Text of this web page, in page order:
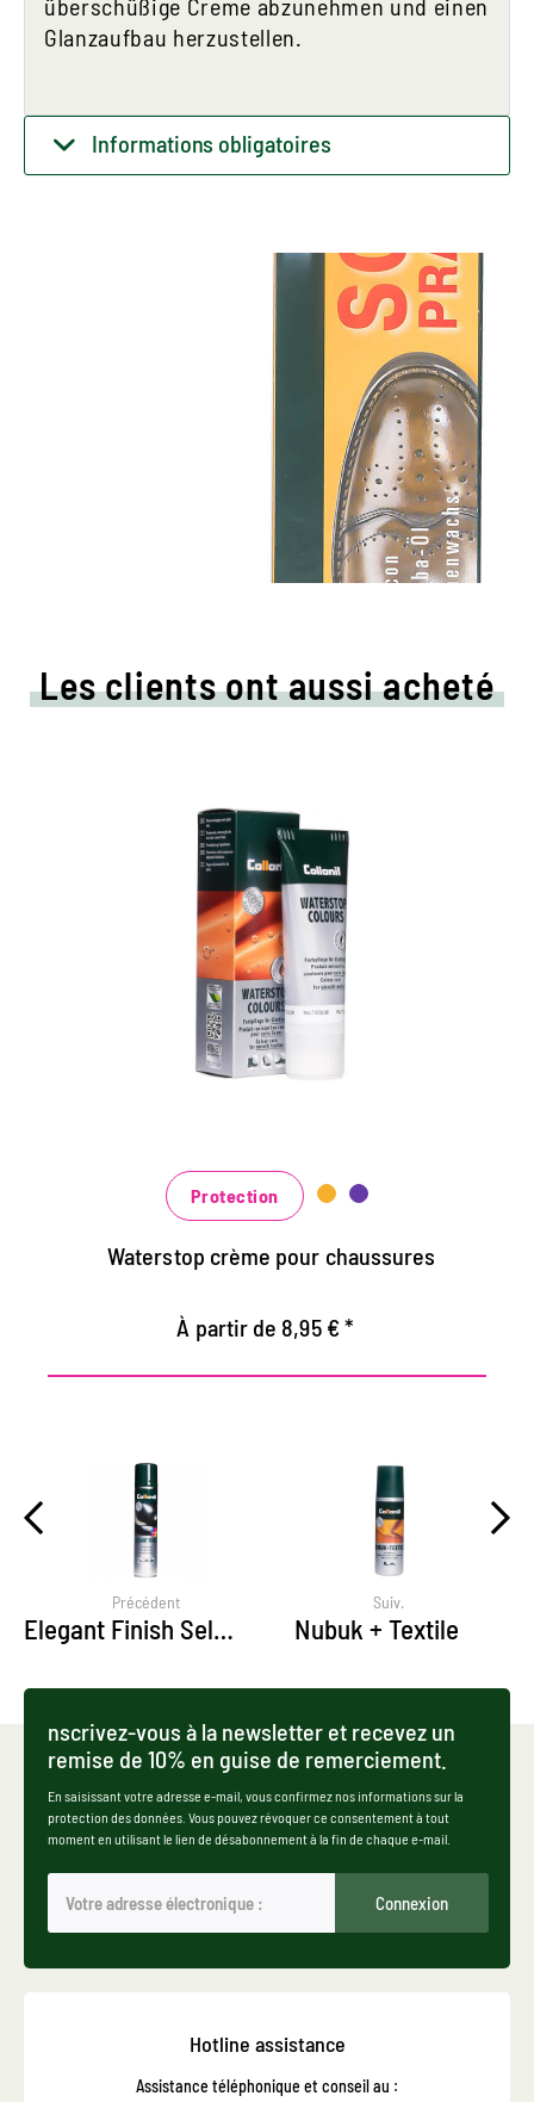
Glanzaufbau herzustellen.
Informations obligatoires
Les clients ont aussi acheté
Crème de couleur colorée
et d'imprégnation
Maintient tous les matériaux de cuir lisse et
de haute technologie avec effet
d'imprégnation
bleu, vert et rouge
Protection
Waterstop crème pour chaussures
À partir de 8,95 € *
Précédent
Elegant Finish Self Shine
Suiv.
Nubuk + Textile
nscrivez-vous à la newsletter et recevez un
remise de 10% en guise de remerciement.
En saisissant votre adresse e-mail, vous confirmez nos informations sur la
protection des données. Vous pouvez révoquer ce consentement à tout
moment en utilisant le lien de désabonnement à la fin de chaque e-mail.
Connexion
Hotline assistance
Assistance téléphonique et conseil au :